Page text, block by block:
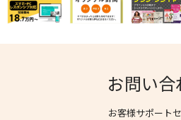
お問い合
お客様サポート